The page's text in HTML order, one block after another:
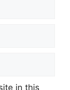
in this